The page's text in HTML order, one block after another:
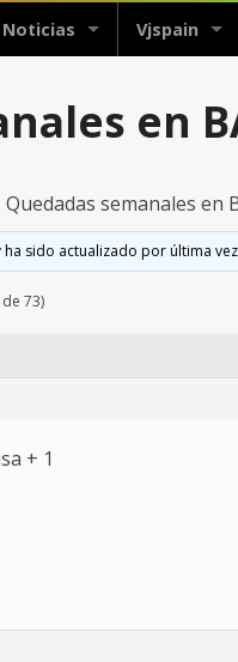
Noticias Vjspain
en
Quedadas semanales en
sido actualizado por última
73)
+ 1